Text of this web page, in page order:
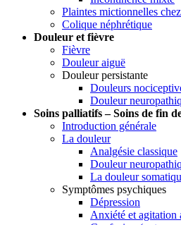
Plaintes mictionnelles
Colique néphrétique
Douleur et fièvre
Fièvre
Douleur aiguë
Douleur persistante
Douleurs
Douleur
Soins palliatifs – Soins de fin
Introduction générale
La douleur
Analgésie classique
Douleur
La douleur
Symptômes psychiques
Dépression
Anxiété et agitation